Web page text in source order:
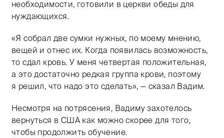
необходимости, готовили в церкви обеды для
нуждающихся.
«Я собрал две сумки нужных, по моему мнению,
вещей и отнес их. Когда появилась возможность,
то сдал кровь. У меня четвертая положительная,
а это достаточно редкая группа крови, поэтому
я решил, что надо это сделать», — сказал Вадим.
Несмотря на потрясения, Вадиму захотелось
вернуться в США как можно скорее для того,
чтобы продолжить обучение.